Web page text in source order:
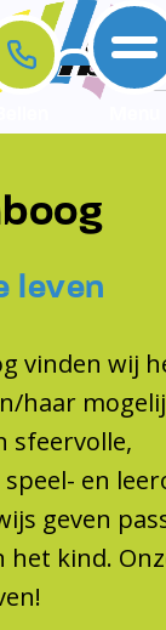
leven
vinden wij
haar
sfeervolle,
en
geven
kind.